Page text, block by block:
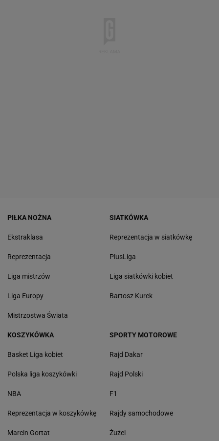
PIŁKA NOŻNA
Ekstraklasa
Reprezentacja
Liga mistrzów
Liga Europy
Mistrzostwa Świata
SIATKÓWKA
Reprezentacja w siatkówkę
PlusLiga
Liga siatkówki kobiet
Bartosz Kurek
KOSZYKÓWKA
Basket Liga kobiet
Polska liga koszykówki
NBA
Reprezentacja w koszykówkę
Marcin Gortat
SPORTY MOTOROWE
Rajd Dakar
Rajd Polski
F1
Rajdy samochodowe
Żużel